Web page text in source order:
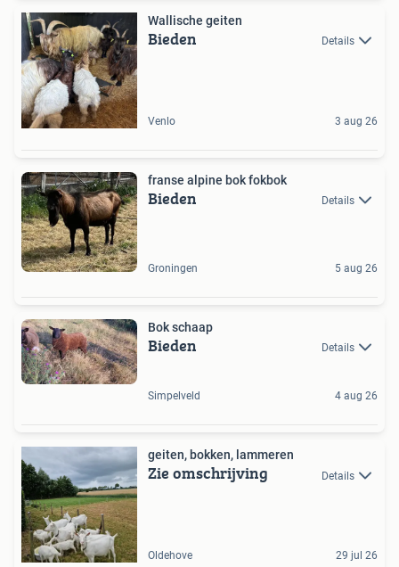
Wallische geiten
Bieden Details
Venlo 3 aug 26
franse alpine bok fokbok
Bieden Details
Groningen 5 aug 26
Bok schaap
Bieden Details
Simpelveld 4 aug 26
geiten, bokken, lammeren
Zie omschrijving Details
Oldehove 29 jul 26